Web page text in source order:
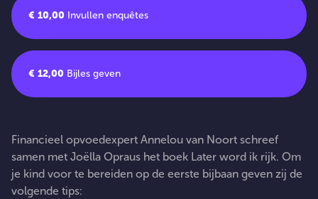
€ 10,00 Invullen enquêtes
€ 12,00 Bijles geven
Financieel opvoedexpert Annelou van Noort schreef
samen met Joëlla Opraus het boek Later word ik rijk. Om
je kind voor te bereiden op de eerste bijbaan geven zij de
volgende tips: